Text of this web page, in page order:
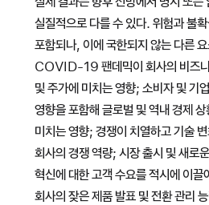
실질적으로 다를 수 있다. 위험과 불
포함되나, 이에 국한되지 않는 다른
COVID-19 팬데믹이 회사의 비즈
및 주가에 미치는 영향; 소비자 및 기
영향을 포함해 글로벌 및 역내 경제
미치는 영향; 경쟁이 치열하고 기술
회사의 경쟁 역량; 시장 출시 및 새로
혁신에 대한 고객 수요를 적시에 이끌
회사의 잦은 제품 발표 및 전환 관리